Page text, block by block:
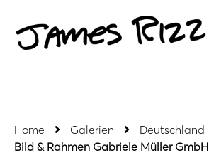
Home Galerien
Deutschland
Bild & Rahmen Gabriele Müller GmbH